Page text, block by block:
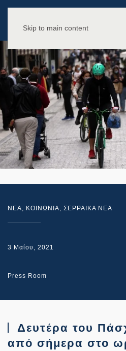
Skip to main content
NEA, ΚΟΙΝΩΝΙΑ, ΣΕΡΡΑΙΚΑ ΝΕΑ
3 Μαΐου, 2021
Press Room
Δευτέρα του
από σήμερα στο